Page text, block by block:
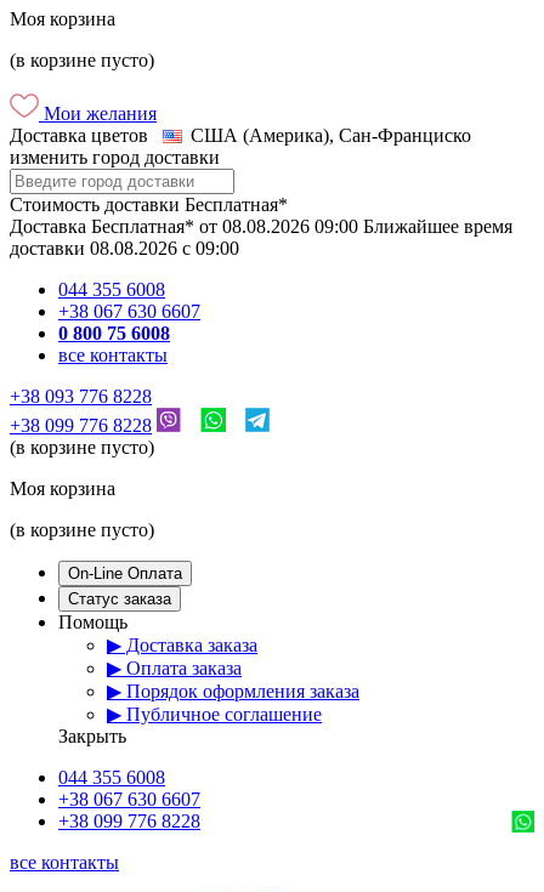
Моя корзина
(в корзине пусто)
Мои желания
Доставка цветов
США (Америка), Сан-Франциско
изменить город доставки
Стоимость доставки Бесплатная*
Доставка Бесплатная* от 08.08.2026 09:00 Ближайшее время
доставки 08.08.2026 c 09:00
044 355 6008
+38 067 630 6607
0 800 75 6008
все контакты
+38 093 776 8228
+38 099 776 8228
(в корзине пусто)
Моя корзина
(в корзине пусто)
On-Line Оплата
Статус заказа
Помощь
▶ Доставка заказа
▶ Оплата заказа
▶ Порядок оформления заказа
▶ Публичное соглашение
Закрыть
044 355 6008
+38 067 630 6607
+38 099 776 8228
все контакты